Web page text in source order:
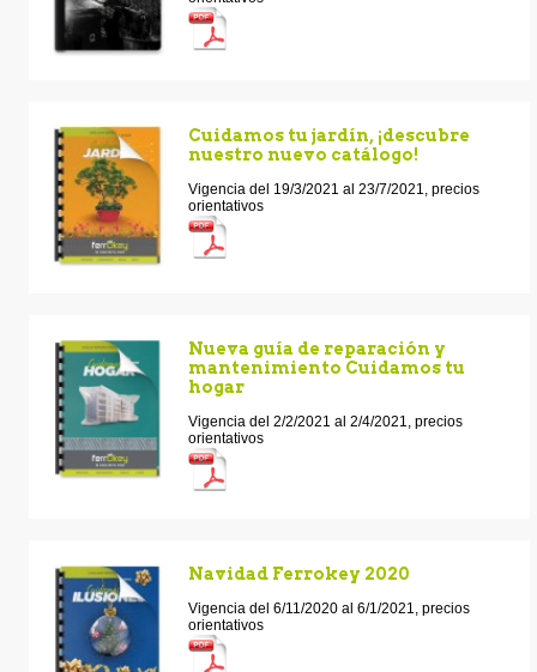
Cuidamos tu jardín, ¡descubre
nuestro nuevo catálogo!
Vigencia del 19/3/2021 al 23/7/2021, precios
orientativos
Nueva guía de reparación y
mantenimiento Cuidamos tu
hogar
Vigencia del 2/2/2021 al 2/4/2021, precios
orientativos
Navidad Ferrokey 2020
Vigencia del 6/11/2020 al 6/1/2021, precios
orientativos